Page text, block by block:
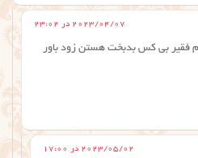
2023/04/07 در 23:02
فقیر بی کس بدبخت هستن زود باور
2023/05/02 در 17:00